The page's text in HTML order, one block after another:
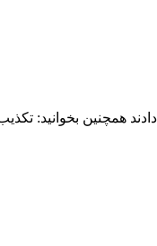
همچنین بخوانید: